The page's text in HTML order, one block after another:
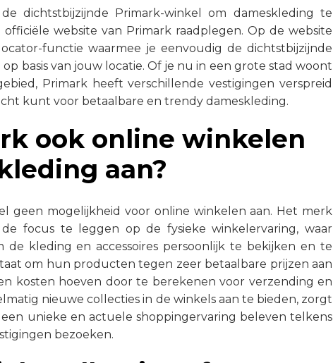
dichtstbijzijnde Primark-winkel om dameskleding te
website van Primark raadplegen. Op de website
functie waarmee je eenvoudig de dichtstbijzijnde
basis van jouw locatie. Of je nu in een grote stad woont
Primark heeft verschillende vestigingen verspreid
kunt voor betaalbare en trendy dameskleding.
ook online winkelen
aan?
geen mogelijkheid voor online winkelen aan. Het merk
focus te leggen op de fysieke winkelervaring, waar
de kleding en accessoires persoonlijk te bekijken en te
om hun producten tegen zeer betaalbare prijzen aan
kosten hoeven door te berekenen voor verzending en
nieuwe collecties in de winkels aan te bieden, zorgt
unieke en actuele shoppingervaring beleven telkens
bezoeken.